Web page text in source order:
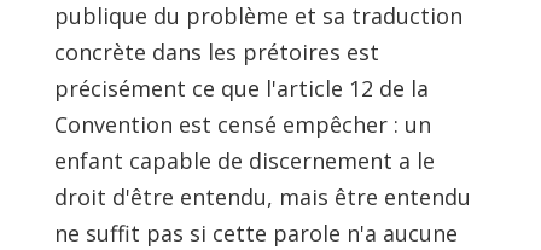
publique du problème et sa traduction
concrète dans les prétoires est
précisément ce que l'article 12 de la
Convention est censé empêcher : un
enfant capable de discernement a le
droit d'être entendu, mais être entendu
ne suffit pas si cette parole n'a aucune